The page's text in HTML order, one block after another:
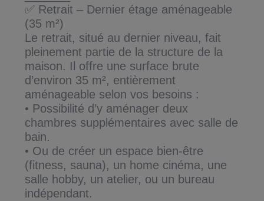
✅ Retrait – Dernier étage aménageable
(35 m²)
Le retrait, situé au dernier niveau, fait
pleinement partie de la structure de la
maison. Il offre une surface brute
d’environ 35 m², entièrement
aménageable selon vos besoins :
• Possibilité d’y aménager deux
chambres supplémentaires avec salle de
bain.
• Ou de créer un espace bien-être
(fitness, sauna), un home cinéma, une
salle hobby, un atelier, ou un bureau
indépendant.